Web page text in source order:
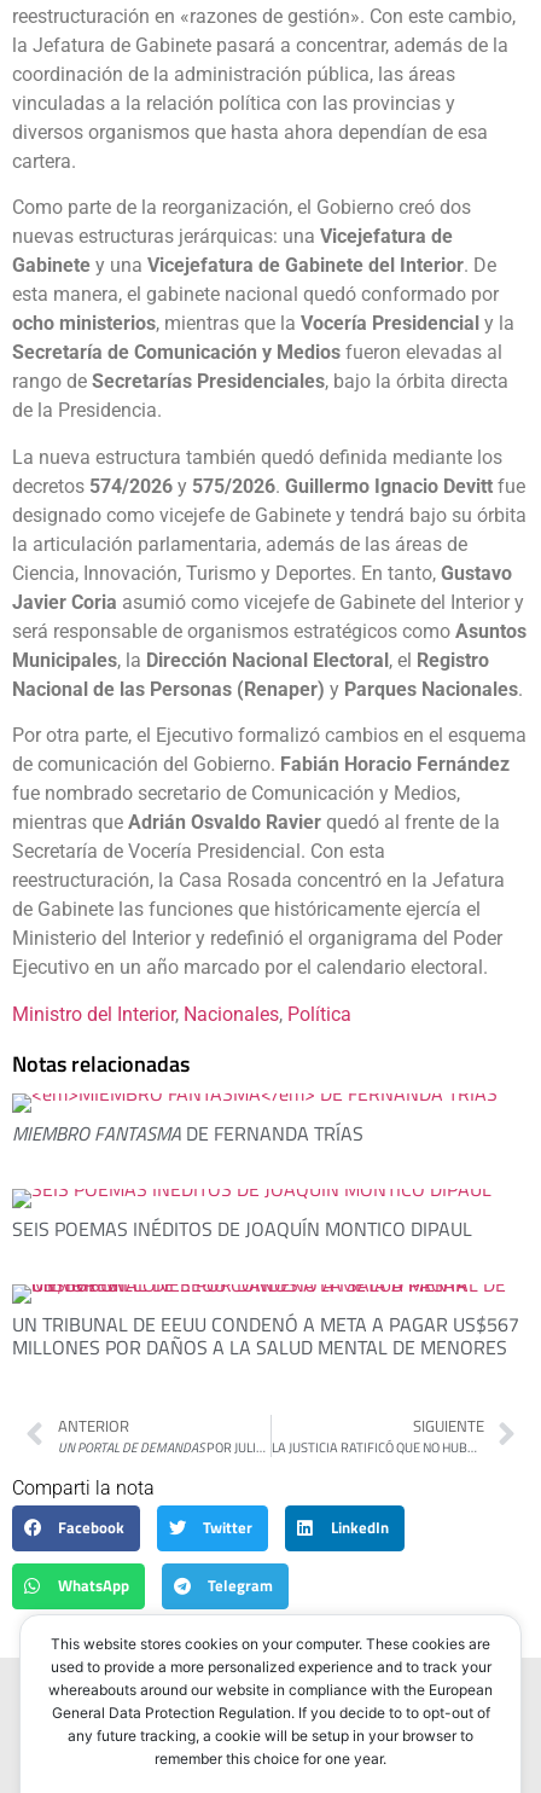
reestructuración en «razones de gestión». Con este cambio,
la Jefatura de Gabinete pasará a concentrar, además de la
coordinación de la administración pública, las áreas
vinculadas a la relación política con las provincias y
diversos organismos que hasta ahora dependían de esa
cartera.
Como parte de la reorganización, el Gobierno creó dos
nuevas estructuras jerárquicas: una Vicejefatura de
Gabinete y una Vicejefatura de Gabinete del Interior. De
esta manera, el gabinete nacional quedó conformado por
ocho ministerios, mientras que la Vocería Presidencial y la
Secretaría de Comunicación y Medios fueron elevadas al
rango de Secretarías Presidenciales, bajo la órbita directa
de la Presidencia.
La nueva estructura también quedó definida mediante los
decretos 574/2026 y 575/2026. Guillermo Ignacio Devitt fue
designado como vicejefe de Gabinete y tendrá bajo su órbita
la articulación parlamentaria, además de las áreas de
Ciencia, Innovación, Turismo y Deportes. En tanto, Gustavo
Javier Coria asumió como vicejefe de Gabinete del Interior y
será responsable de organismos estratégicos como Asuntos
Municipales, la Dirección Nacional Electoral, el Registro
Nacional de las Personas (Renaper) y Parques Nacionales.
Por otra parte, el Ejecutivo formalizó cambios en el esquema
de comunicación del Gobierno. Fabián Horacio Fernández
fue nombrado secretario de Comunicación y Medios,
mientras que Adrián Osvaldo Ravier quedó al frente de la
Secretaría de Vocería Presidencial. Con esta
reestructuración, la Casa Rosada concentró en la Jefatura
de Gabinete las funciones que históricamente ejercía el
Ministerio del Interior y redefinió el organigrama del Poder
Ejecutivo en un año marcado por el calendario electoral.
Ministro del Interior, Nacionales, Política
Notas relacionadas
MIEMBRO FANTASMA DE FERNANDA TRÍAS
SEIS POEMAS INÉDITOS DE JOAQUÍN MONTICO DIPAUL
UN TRIBUNAL DE EEUU CONDENÓ A META A PAGAR US$567
MILLONES POR DAÑOS A LA SALUD MENTAL DE MENORES
ANTERIOR
UN PORTAL DE DEMANDASPOR JULIETA HERMO
SIGUIENTE
LA JUSTICIA RATIFICÓ QUE NO HUBO DELITO EN LAS PROTESTAS DEL GARRAHAN DURANTE 2025
Comparti la nota
Facebook
Twitter LinkedIn
WhatsApp Telegram
Noticias Política
Correo americano
This website stores cookies on your computer. These cookies are
used to provide a more personalized experience and to track your
whereabouts around our website in compliance with the European
General Data Protection Regulation. If you decide to to opt-out of
any future tracking, a cookie will be setup in your browser to
remember this choice for one year.